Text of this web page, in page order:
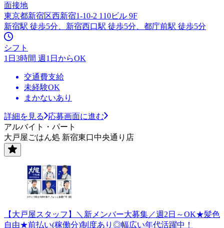
面接地
東京都新宿区西新宿1-10-2 110ビル 9F
新宿駅 徒歩5分、新宿西口駅 徒歩5分、都庁前駅 徒歩5分
シフト
1日3時間 週1日からOK
交通費支給
未経験OK
まかないあり
詳細を見る
応募画面に進む
アルバイト・パート
大戸屋ごはん処 新宿東口中央通り店
【大戸屋スタッフ】＼新メンバー大募集／週2日～OK★髪色
自由★前払い(稼働分)制度あり◎幅広い年代活躍中！